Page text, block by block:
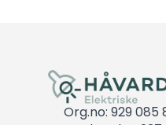
Org.no: 929 085